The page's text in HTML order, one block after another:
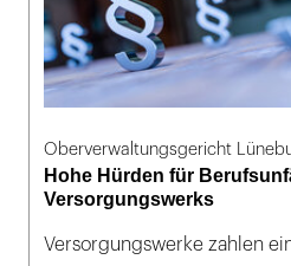
Oberverwaltungsgericht
Hohe Hürden für
Versorgungswerks
Versorgungswerke zahlen